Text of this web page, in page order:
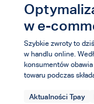
w e-
Szybkie zwroty to
w handlu online.
konsumentów
towaru podczas
Aktualności Tpay